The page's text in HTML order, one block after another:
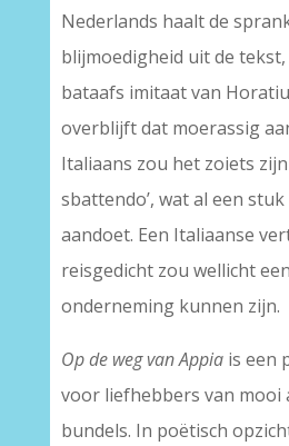
Nederlands haalt de
blijmoedigheid uit de
bataafs imitaat van
overblijft dat moerassig
Italiaans zou het zoiets zijn
sbattendo’, wat al een
aandoet. Een Italiaanse
reisgedicht zou wellicht
onderneming kunnen zijn.
Op de weg van Appiais een
voor liefhebbers van mooi
bundels. In poëtisch